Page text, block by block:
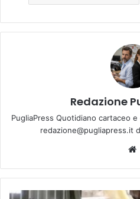
Redazione
PugliaPress Quotidiano cartaceo
redazione@pugliapress.it
Droga